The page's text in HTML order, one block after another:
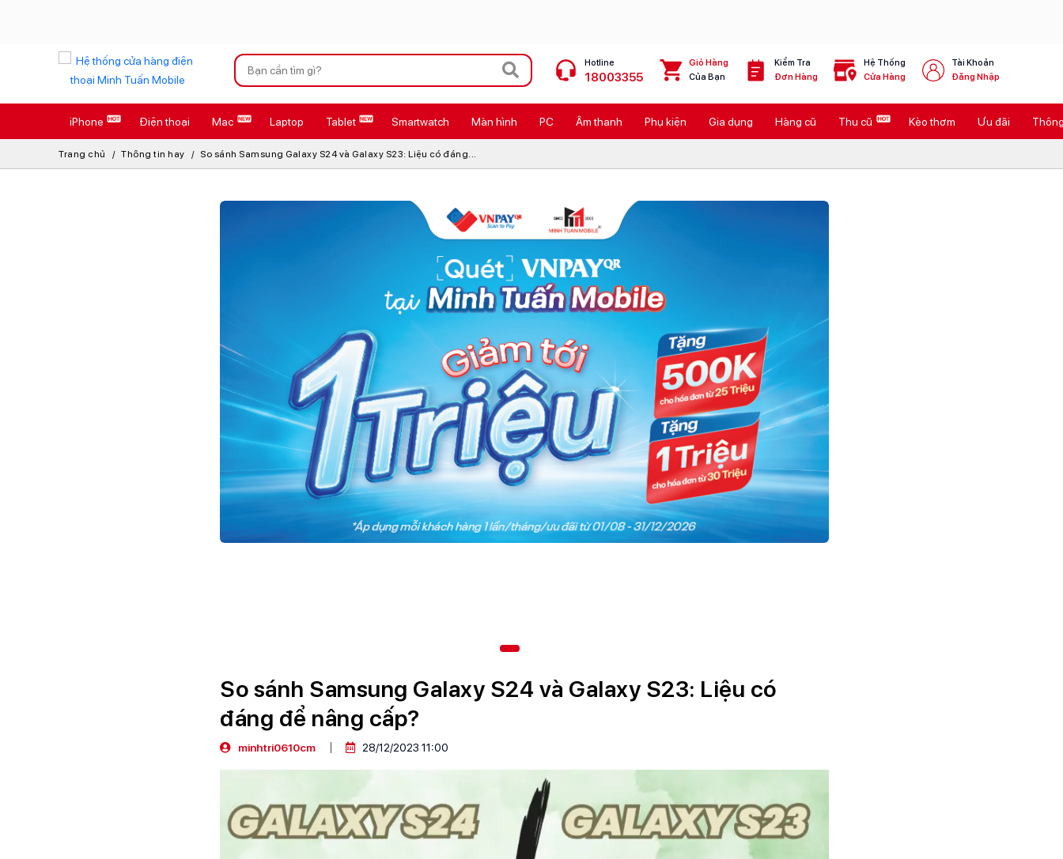
Xu hướng tìm kiếm
iPhone 17 Pro Max
AirTag 2 Mới Galaxy Z8 Series
AirPods 4
Ốp lưng Pitaka
Ốp lưng Apple
Cốc sạc Apple
Hotline
18003355
Giỏ Hàng
Của Bạn
Kiểm Tra
Đơn Hàng
Hệ Thống
Cửa Hàng
Tài Khoản
Đăng Nhập
iPhone Điện thoại Mac Laptop Tablet Smartwatch Màn hình PC Âm thanh Phụ kiện Gia dụng Hàng cũ Thu cũ Kèo thơm Ưu đãi
Trang chủ Thông tin hay So sánh Samsung Galaxy S24 và Galaxy S23: Liệu có đáng...
So sánh Samsung Galaxy S24 và Galaxy S23: Liệu có
đáng để nâng cấp?
minhtri0610cm 28/12/2023 11:00